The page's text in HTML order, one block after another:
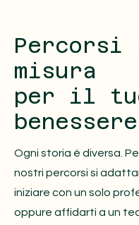
Percorsi
misura
per il
benessere
Ogni storia è diversa.
nostri percorsi si
iniziare con un solo
oppure affidarti a un